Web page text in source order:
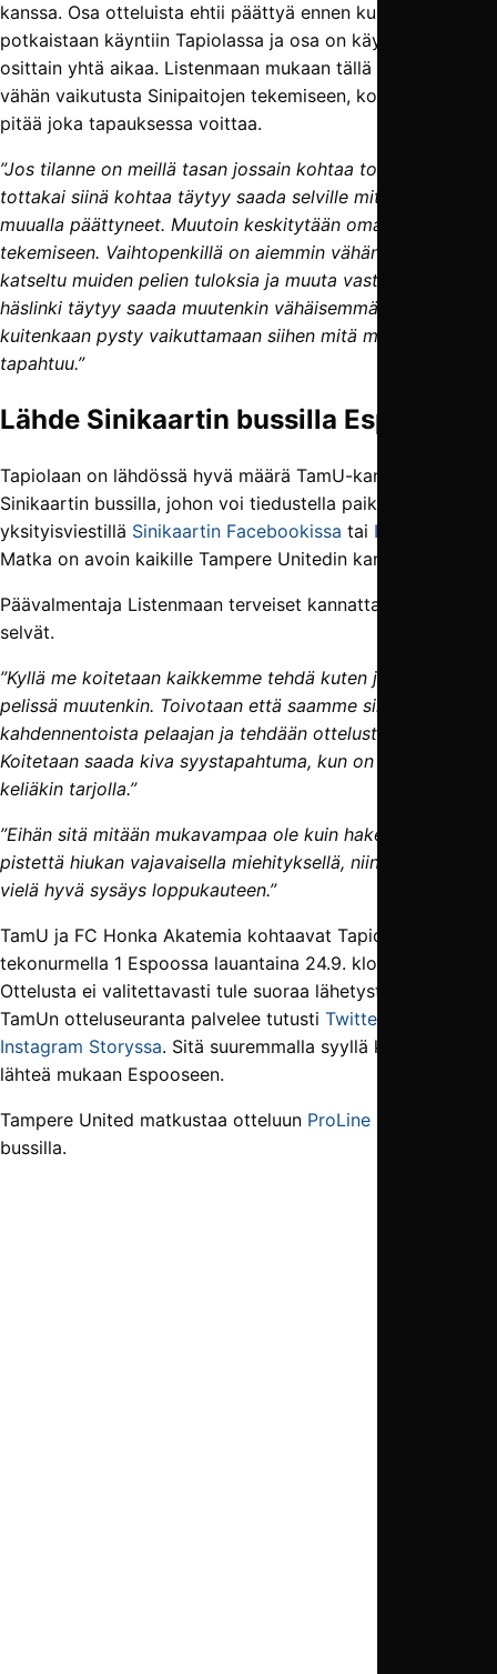
kanssa. Osa otteluista ehtii päättyä ennen kuin pallo
potkaistaan käyntiin Tapiolassa ja osa on käynnissä
osittain yhtä aikaa. Listenmaan mukaan tällä on hyvin
vähän vaikutusta Sinipaitojen tekemiseen, koska ottelu
pitää joka tapauksessa voittaa.
”Jos tilanne on meillä tasan jossain kohtaa toisella jaksolla,
tottakai siinä kohtaa täytyy saada selville miten pelit ovat
muualla päättyneet. Muutoin keskitytään omaan
tekemiseen. Vaihtopenkillä on aiemmin vähän liikaakin
katseltu muiden pelien tuloksia ja muuta vastaavaa, ja se
häslinki täytyy saada muutenkin vähäisemmäksi. Me emme
kuitenkaan pysty vaikuttamaan siihen mitä muualla
tapahtuu.”
Lähde Sinikaartin bussilla Espooseen
Tapiolaan on lähdössä hyvä määrä TamU-kannattajia
Sinikaartin bussilla, johon voi tiedustella paikkoja
yksityisviestillä Sinikaartin Facebookissa tai Instagramissa
Matka on avoin kaikille Tampere Unitedin kannattajille.
Päävalmentaja Listenmaan terveiset kannattajille ovat
selvät.
”Kyllä me koitetaan kaikkemme tehdä kuten jokaisessa
pelissä muutenkin. Toivotaan että saamme sinne sen
kahdennentoista pelaajan ja tehdään ottelusta kotiottelu.
Koitetaan saada kiva syystapahtuma, kun on hyvää
keliäkin tarjolla.”
”Eihän sitä mitään mukavampaa ole kuin hakea kolme
pistettä hiukan vajavaisella miehityksellä, niin saadaan
vielä hyvä sysäys loppukauteen.”
TamU ja FC Honka Akatemia kohtaavat Tapiolan
tekonurmella 1 Espoossa lauantaina 24.9. klo 17.00.
Ottelusta ei valitettavasti tule suoraa lähetystä, mutta
TamUn otteluseuranta palvelee tutusti Twitterissä
Instagram Storyssa. Sitä suuremmalla syyllä kannattaa toki
lähteä mukaan Espooseen.
Tampere United matkustaa otteluun ProLine Charterin
bussilla.